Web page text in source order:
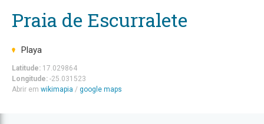
Praia de Escurralete
Playa
Latitude: 17.029864
Longitude: -25.031523
Abrir em wikimapia / google maps